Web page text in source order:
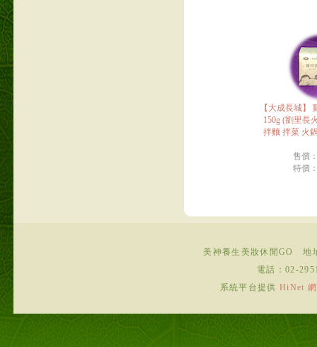
【大成長城】
150g (劉里長
拌麵 拌菜 火
售價
特價
美神養生美妝休閒GO
地
電話： 02-
系統平台提供HiNet